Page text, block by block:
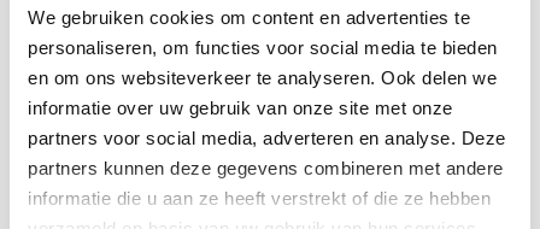
We gebruiken cookies om content en advertenties te
personaliseren, om functies voor social media te bieden
en om ons websiteverkeer te analyseren. Ook delen we
informatie over uw gebruik van onze site met onze
partners voor social media, adverteren en analyse. Deze
partners kunnen deze gegevens combineren met andere
informatie die u aan ze heeft verstrekt of die ze hebben
Hoe industriële bedrijven zich voorbereiden op een
instabiel energienet
De Nederlandse energievoorziening verandert in hoog
tempo. Door de groei van duurzame energie, de
toenemende elektrificatie van de industrie en de druk op
het elektriciteitsnet krijgen steeds meer bedrijven te…